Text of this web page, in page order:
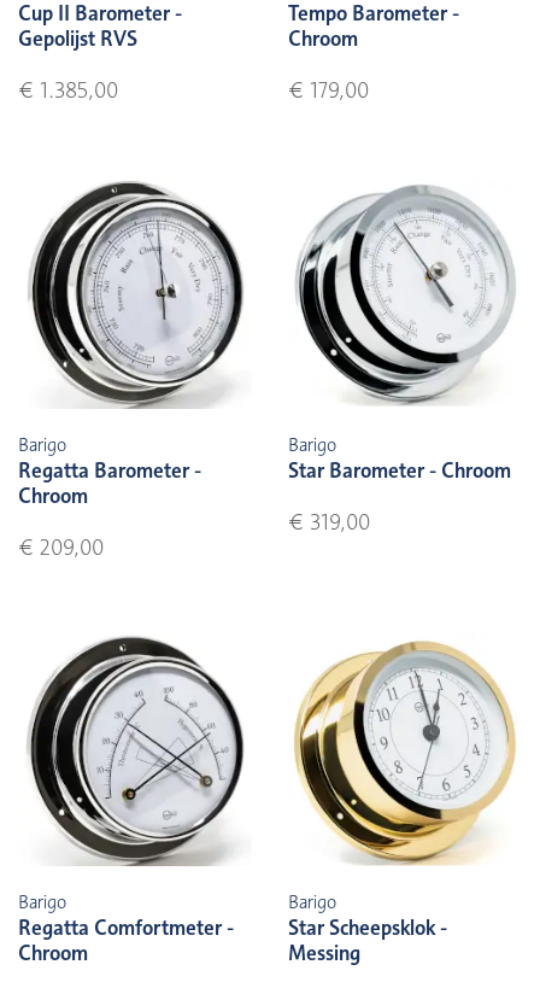
Cup II Barometer -
Gepolijst RVS
€ 1.385,00
Tempo Barometer -
Chroom
€ 179,00
Barigo
Regatta Barometer -
Chroom
€ 209,00
Barigo
Star Barometer - Chroom
€ 319,00
Barigo
Regatta Comfortmeter -
Chroom
Barigo
Star Scheepsklok -
Messing